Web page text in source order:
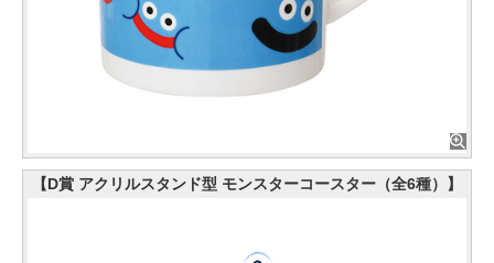
【D賞 アクリルスタンド型 モンスターコースター（全6種）】